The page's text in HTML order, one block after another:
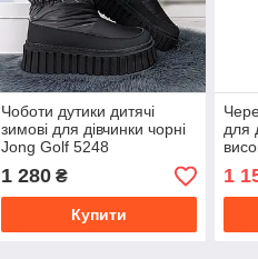
Чоботи дутики дитячі
зимові для дівчинки чорні
Jong Golf 5248
1 280₴
Купити
для
1